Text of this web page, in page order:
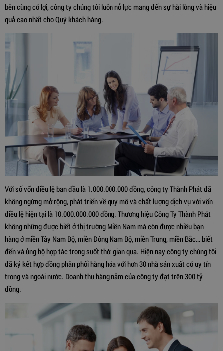
bên cùng có lợi, công ty chúng tôi luôn nỗ lực mang đến sự hài lòng và hiệu
quả cao nhất cho Quý khách hàng.
Với số vốn điều lệ ban đầu là 1.000.000.000 đồng, công ty Thành Phát đã
không ngừng mở rộng, phát triển về quy mô và chất lượng dịch vụ với vốn
điều lệ hiện tại là 10.000.000.000 đồng. Thương hiệu Công Ty Thành Phát
không những được biết ở thị trường Miền Nam mà còn được nhiều bạn
hàng ở miền Tây Nam Bộ, miền Đông Nam Bộ, miền Trung, miền Bắc… biết
đến và ủng hộ hợp tác trong suốt thời gian qua. Hiện nay công ty chúng tôi
đã ký kết hợp đồng phân phối hàng hóa với hơn 30 nhà sản xuất có uy tín
trong và ngoài nước. Doanh thu hàng năm của công ty đạt trên 300 tỷ
đồng.